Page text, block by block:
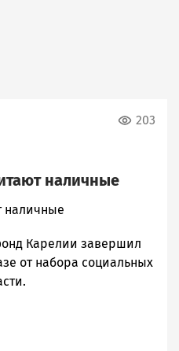
203
наличные
наличные
Карелии завершил
от набора социальных